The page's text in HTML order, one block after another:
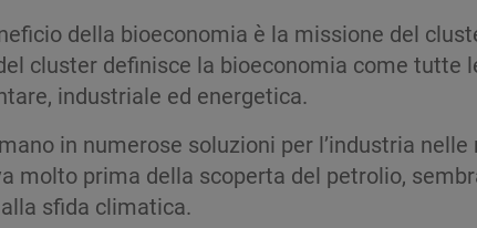
della bioeconomia è la missione del
cluster definisce la bioeconomia come tutte
industriale ed energetica.
in numerose soluzioni per l’industria
molto prima della scoperta del petrolio,
sfida climatica.